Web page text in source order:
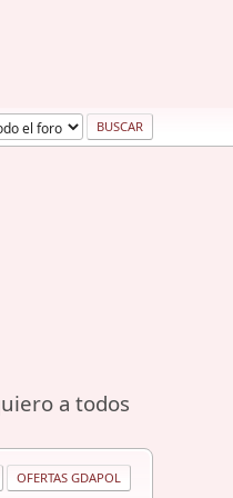
a todos
OFERTAS GDAPOL